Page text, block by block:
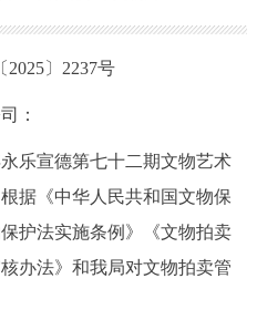
〕2237号
：
宣德第七十二期文物艺术
据《中华人民共和国文物保
护法实施条例》《文物拍卖
办法》和我局对文物拍卖管